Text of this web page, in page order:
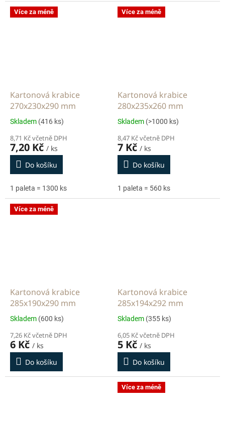
Více za méně
Kartonová krabice
270x230x290 mm
Skladem (416 ks)
8,71 Kč včetně DPH
7,20 Kč / ks
Do košíku
1 paleta = 1300 ks
Více za méně
Kartonová krabice
280x235x260 mm
Skladem (>1000 ks)
8,47 Kč včetně DPH
7 Kč / ks
Do košíku
1 paleta = 560 ks
Více za méně
Kartonová krabice
285x190x290 mm
Skladem (600 ks)
7,26 Kč včetně DPH
6 Kč / ks
Do košíku
Kartonová krabice
285x194x292 mm
Skladem (355 ks)
6,05 Kč včetně DPH
5 Kč / ks
Do košíku
Více za méně